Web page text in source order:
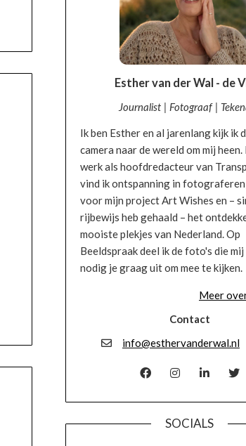
Esther van der Wal - de
Journalist | Fotograaf |
Ik ben Esther en al jarenlang kijk ik
camera naar de wereld om mij
werk als hoofdredacteur van
vind ik ontspanning in
voor mijn project Art Wishes en –
rijbewijs heb gehaald – het
mooiste plekjes van Nederland. Op
Beeldspraak deel ik de foto's die mij
nodig je graag uit om mee te kijken.
Meer
Contact
info@esthervanderwal.nl
SOCIALS